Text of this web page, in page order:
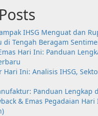
IHSG Menguat dan
di Tengah Beragam
Hari Ini: Panduan
Hari Ini: Analisis IHSG,
Panduan Lengkap
& Emas Pegadaian